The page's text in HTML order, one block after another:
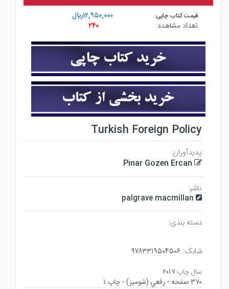
قیمت کتاب چاپی:
۱۲,۹۵۰,۰۰۰ريال
تعداد مشاهده:
۲۴۰
Turkish Foreign Policy
پدیدآوران:
Pinar Gozen Ercan
ناشر:
palgrave macmillan
دسته بندی:
شابک: ۹۷۸۳۳۱۹۵۰۴۵۰۶
سال چاپ:۲۰۱۷
۳۷۰ صفحه - رقعي (شوميز) - چاپ ۱